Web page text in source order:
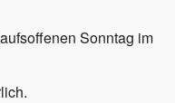
Sonntag im